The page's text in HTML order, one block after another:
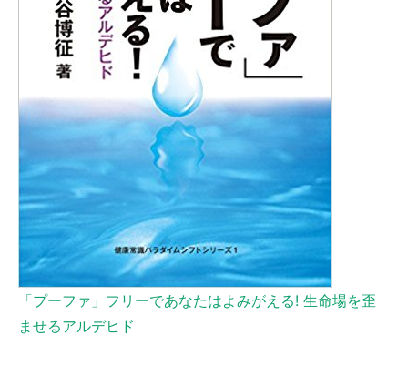
「プーファ」フリーであなたはよみがえる! 生命場を歪
ませるアルデヒド